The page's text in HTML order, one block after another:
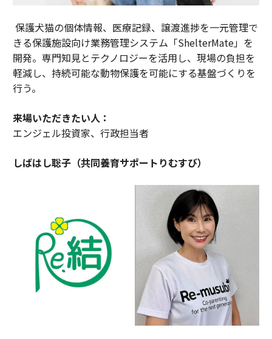
保護犬猫の個体情報、医療記録、譲渡進捗を一元管理で
きる保護施設向け業務管理システム「ShelterMate」を
開発。専門知見とテクノロジーを活用し、現場の負担を
軽減し、持続可能な動物保護を可能にする基盤づくりを
行う。
来場いただきたい人：
エンジェル投資家、行政担当者
しばはし聡子（共同養育サポートりむすび）